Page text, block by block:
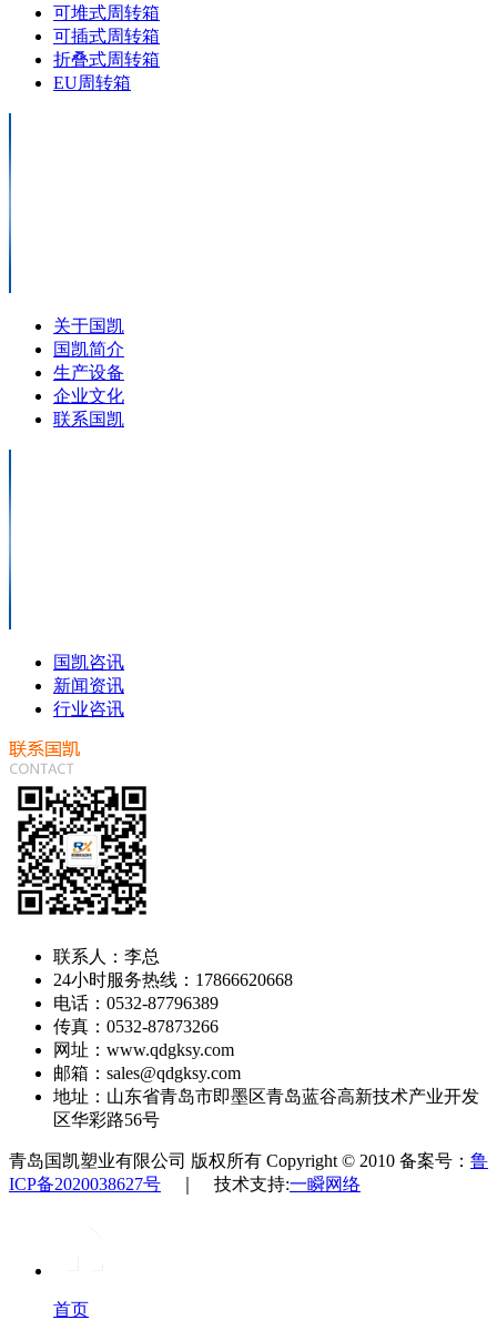
可堆式周转箱
可插式周转箱
折叠式周转箱
EU周转箱
关于国凯
国凯简介
生产设备
企业文化
联系国凯
国凯咨讯
新闻资讯
行业咨讯
联系人：李总
24小时服务热线：17866620668
电话：0532-87796389
传真：0532-87873266
网址：www.qdgksy.com
邮箱：sales@qdgksy.com
地址：山东省青岛市即墨区青岛蓝谷高新技术产业开发
区华彩路56号
青岛国凯塑业有限公司 版权所有 Copyright © 2010 备案号： 鲁
ICP备2020038627号 ｜ 技术支持:一瞬网络
首页